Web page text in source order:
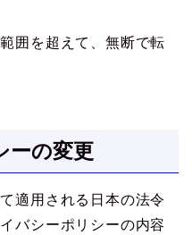
囲を超えて、無断で転
ーの変更
適用される日本の法令
バシーポリシーの内容